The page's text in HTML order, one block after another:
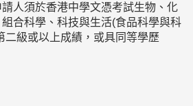
人須於香港中學文憑考試生物、化
合科學、科技與生活(食品科學與科
二級或以上成績，或具同等學歷